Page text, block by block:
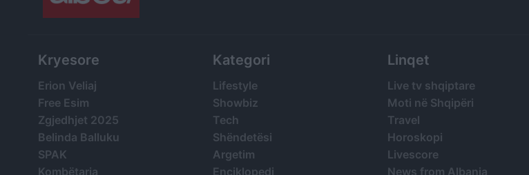
Kryesore
Erion Veliaj
Free Esim
Zgjedhjet 2025
Belinda Balluku
SPAK
Kombëtarja
Kategori
Lifestyle
Showbiz
Tech
Shëndetësi
Argetim
Enciklopedi
Linqet
Live tv shqiptare
Moti në Shqipëri
Travel
Horoskopi
Livescore
News from Albania